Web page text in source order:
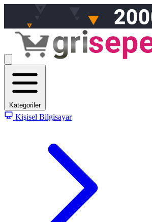
Kategoriler
Kişisel Bilgisayar